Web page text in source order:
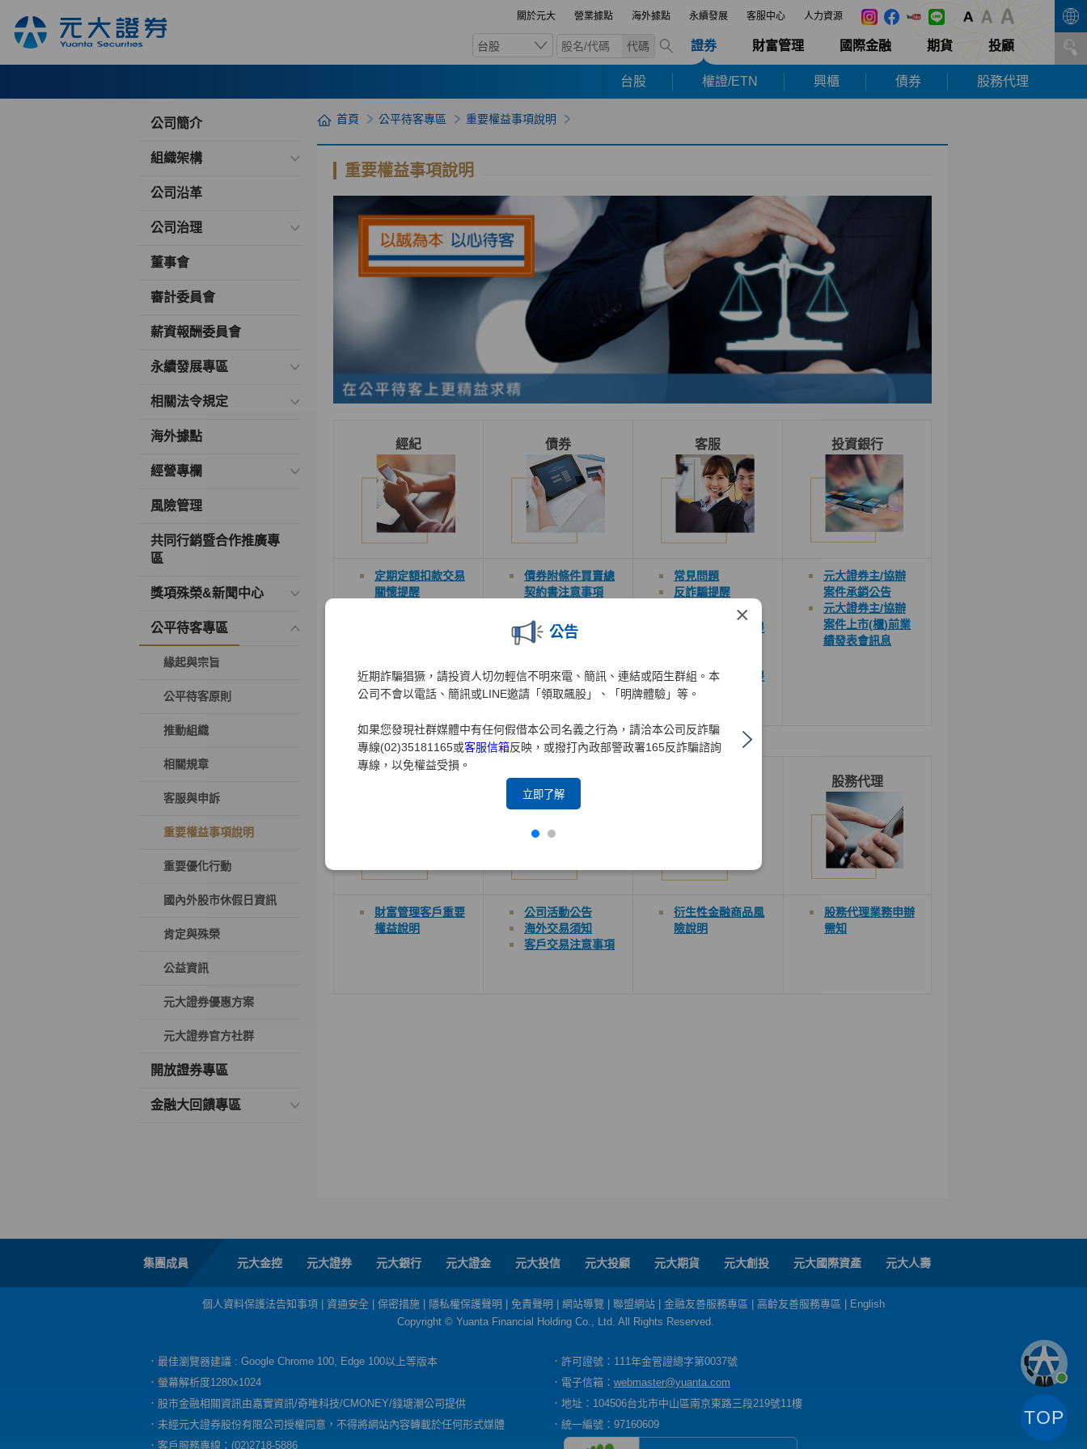
關於元大 營業據點 海外據點 永續發展 客服中心 人力資源
台股 代碼 證券 財富管理 國際金融 期貨 投顧
台股 權證/ETN 興櫃 債券 股務代理
×
公告
近期詐騙猖獗，請投資人切勿輕信不明來電、簡訊、連結或陌生群組。本
公司不會以電話、簡訊或LINE邀請「領取飆股」、「明牌體驗」等。
如果您發現社群媒體中有任何假借本公司名義之行為，請洽本公司反詐騙
專線(02)35181165或客服信箱反映，或撥打內政部警政署165反詐騙諮詢
專線，以免權益受損。
立即了解
公司簡介
組織架構
公司沿革
公司治理
董事會
審計委員會
薪資報酬委員會
永續發展專區
相關法令規定
海外據點
經營專欄
風險管理
共同行銷暨合作推廣專
區
獎項殊榮&新聞中心
公平待客專區
緣起與宗旨
公平待客原則
推動組織
相關規章
客服與申訴
重要權益事項說明
重要優化行動
國內外股市休假日資訊
肯定與殊榮
公益資訊
元大證券優惠方案
元大證券官方社群
開放證券專區
金融大回饋專區
首頁 公平待客專區 重要權益事項說明
重要權益事項說明
經紀 債券 客服 投資銀行
定期定額扣款交易
關懷提醒
債券附條件買賣總
契約書注意事項
常見問題
反詐騙提醒
年輕人學習專區
開戶完成通知信提
開戶完成通知信提
供:股市小學堂 -
元大證券主/協辦
案件承銷公告
元大證券主/協辦
案件上市(櫃)前業
績發表會訊息
複委託 股務代理
財富管理客戶重要
權益說明
公司活動公告
海外交易須知
客戶交易注意事項
衍生性金融商品風
險說明
股務代理業務申辦
需知
集團成員 元大金控 元大證券 元大銀行 元大證金 元大投信 元大投顧 元大期貨 元大創投 元大國際資產 元大人壽
個人資料保護法告知事項 資通安全 保密措施 隱私權保護聲明 免責聲明 網站導覽 聯盟網站 金融友善服務專區 高齡友善服務專區
English
Copyright © Yuanta Financial Holding Co., Ltd. All Rights Reserved.
．最佳瀏覽器建議 : Google Chrome 100, Edge 100以上等版本
．許可證號：111年金管證總字第0037號
．螢幕解析度1280x1024
．電子信箱： webmaster@yuanta.com
．股市金融相關資訊由嘉實資訊/奇唯科技/CMONEY/錢塘潮公司提供
．地址：104506台北市中山區南京東路三段219號11樓
．未經元大證券股份有限公司授權同意，不得將網站內容轉載於任何形式媒體
．統一編號：97160609
．客戶服務專線：(02)2718-5886
TOP